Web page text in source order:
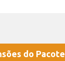
do Pacote